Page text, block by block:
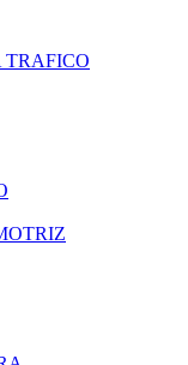
TRAFICO